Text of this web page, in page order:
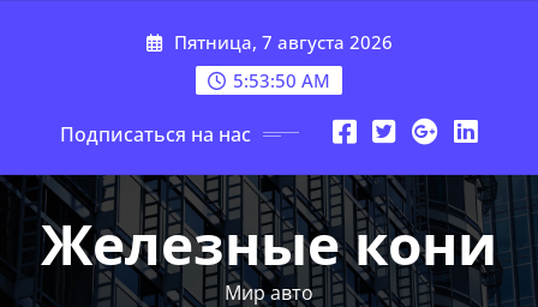
Пятница, 7 августа 2026
5:53:51 AM
Подписаться на нас
Железные кони
Мир авто